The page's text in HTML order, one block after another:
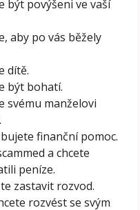
být povýšeni ve vaší
aby po vás běžely
dítě.
být bohatí.
svému manželovi
finanční pomoc.
a chcete
peníze.
zastavit rozvod.
rozvést se svým